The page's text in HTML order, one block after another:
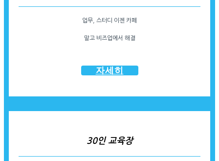
업무, 스터디 이젠 카페
말고 비즈업에서 해결
자세히
30인 교육장